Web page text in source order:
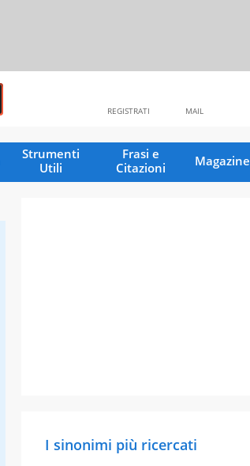
MAIL
REGISTRATI
Strumenti
Utili
Frasi e
Citazioni
Magazine
I sinonimi più ricercati